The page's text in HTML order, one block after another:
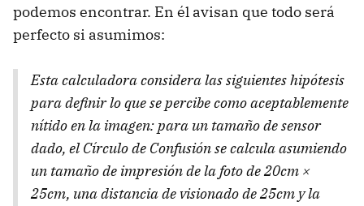
podemos encontrar. En él avisan que todo será
perfecto si asumimos:
Esta calculadora considera las siguientes hipótesis
para definir lo que se percibe como aceptablemente
nítido en la imagen: para un tamaño de sensor
dado, el Círculo de Confusión se calcula asumiendo
un tamaño de impresión de la foto de 20cm ×
25cm, una distancia de visionado de 25cm y la